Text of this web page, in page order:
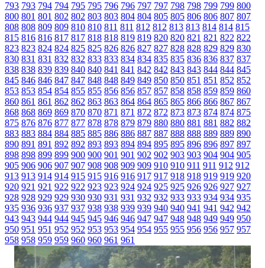
793 793 794 794 795 795 796 796 797 797 798 798 799 799 800
800 801 801 802 802 803 803 804 804 805 805 806 806 807 807
808 808 809 809 810 810 811 811 812 812 813 813 814 814 815
815 816 816 817 817 818 818 819 819 820 820 821 821 822 822
823 823 824 824 825 825 826 826 827 827 828 828 829 829 830
830 831 831 832 832 833 833 834 834 835 835 836 836 837 837
838 838 839 839 840 840 841 841 842 842 843 843 844 844 845
845 846 846 847 847 848 848 849 849 850 850 851 851 852 852
853 853 854 854 855 855 856 856 857 857 858 858 859 859 860
860 861 861 862 862 863 863 864 864 865 865 866 866 867 867
868 868 869 869 870 870 871 871 872 872 873 873 874 874 875
875 876 876 877 877 878 878 879 879 880 880 881 881 882 882
883 883 884 884 885 885 886 886 887 887 888 888 889 889 890
890 891 891 892 892 893 893 894 894 895 895 896 896 897 897
898 898 899 899 900 900 901 901 902 902 903 903 904 904 905
905 906 906 907 907 908 908 909 909 910 910 911 911 912 912
913 913 914 914 915 915 916 916 917 917 918 918 919 919 920
920 921 921 922 922 923 923 924 924 925 925 926 926 927 927
928 928 929 929 930 930 931 931 932 932 933 933 934 934 935
935 936 936 937 937 938 938 939 939 940 940 941 941 942 942
943 943 944 944 945 945 946 946 947 947 948 948 949 949 950
950 951 951 952 952 953 953 954 954 955 955 956 956 957 957
958 958 959 959 960 960 961 961